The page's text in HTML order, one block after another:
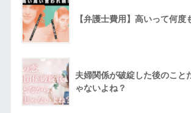
【弁護士費用】高いって何度
夫婦関係が破綻した後のこと
ゃないよね？